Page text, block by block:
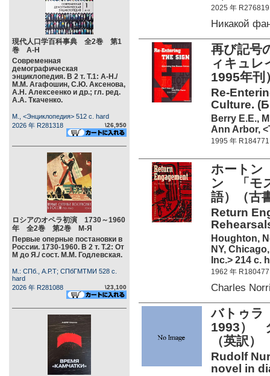
現代人口学百科事典 全2巻 第1
巻 А-Н
Современная
демографическая
энциклопедия. В 2 т. Т.1: А-Н./
М.М. Агафошин, С.Ю. Аксенова,
А.Н. Алексеенко и др.; гл. ред.
А.А. Ткаченко.
М., <Энциклопедия> 512 c. hard
2026 年 R281318
\26,950
ロシアのオペラ初演 1730～1960
年 全2巻 第2巻 М-Я
Первые оперные постановки в
России. 1730-1960. В 2 т. Т.2: От
М до Я./ сост. М.М. Годлевская.
М.: СПб., А.Р.Т; СПбГМТМИ 528 c.
hard
2026 年 R281088
\23,100
2025 年 R276819
Никакой
再び記号
ィキュレ
1995年刊
Re-
Culture.
Berry E.E.,
Ann Arbor,
1995 年 R184771
ホートン
ン 「モ
語）（古
Return
Houghton,
NY,
Inc.> 214 c.
1962 年 R180477
Charles
バトゥラ
1993）
（英訳）
Rudolf
novel in